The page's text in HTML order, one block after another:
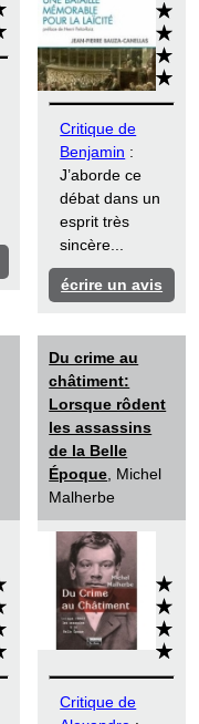
Critique de
Benjamin :
J’aborde ce
débat dans un
esprit très
sincère...
écrire un avis
Du crime au
châtiment:
Lorsque rôdent
les assassins
de la Belle
Époque , Michel
Malherbe
Critique de